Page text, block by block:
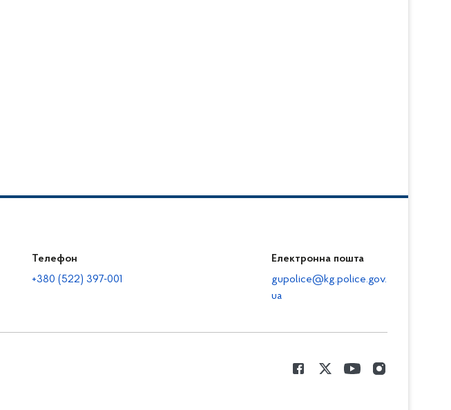
Телефон
+380 (522) 397-001
Електронна пошта
gupolice@kg.police.gov.
ua